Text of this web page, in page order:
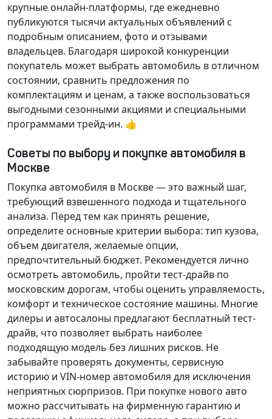
крупные онлайн-платформы, где ежедневно
публикуются тысячи актуальных объявлений с
подробным описанием, фото и отзывами
владельцев. Благодаря широкой конкуренции
покупатель может выбрать автомобиль в отличном
состоянии, сравнить предложения по
комплектациям и ценам, а также воспользоваться
выгодными сезонными акциями и специальными
программами трейд-ин. 👍
Советы по выбору и покупке автомобиля в
Москве
Покупка автомобиля в Москве — это важный шаг,
требующий взвешенного подхода и тщательного
анализа. Перед тем как принять решение,
определите основные критерии выбора: тип кузова,
объем двигателя, желаемые опции,
предпочтительный бюджет. Рекомендуется лично
осмотреть автомобиль, пройти тест-драйв по
московским дорогам, чтобы оценить управляемость,
комфорт и техническое состояние машины. Многие
дилеры и автосалоны предлагают бесплатный тест-
драйв, что позволяет выбрать наиболее
подходящую модель без лишних рисков. Не
забывайте проверять документы, сервисную
историю и VIN-номер автомобиля для исключения
неприятных сюрпризов. При покупке нового авто
можно рассчитывать на фирменную гарантию и